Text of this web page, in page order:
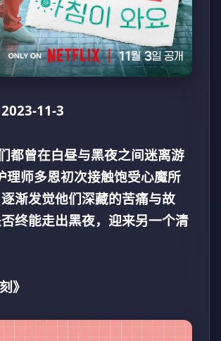
11-3
都曾在白昼与黑夜之间迷离游
理师多恩初次接触饱受心魔所
渐发觉他们深藏的苦痛与故
终能走出黑夜，迎来另一个清
》